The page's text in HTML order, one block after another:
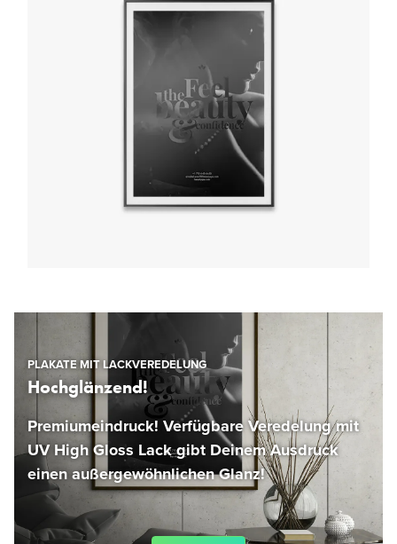
PLAKATE MIT LACKVEREDELUNG
Hochglänzend!
Premiumeindruck! Verfügbare Veredelung mit
UV High Gloss Lack gibt Deinem Ausdruck
einen außergewöhnlichen Glanz!